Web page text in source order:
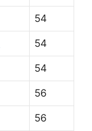
54
54
54
56
56